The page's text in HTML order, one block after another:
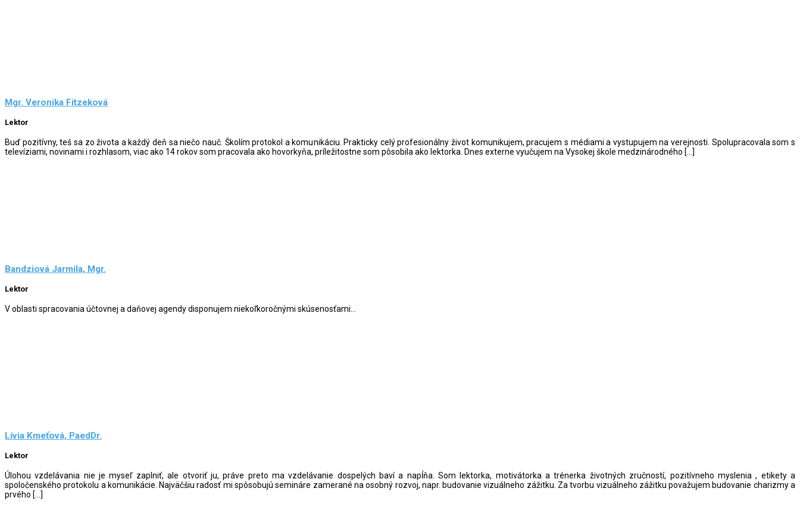
Mgr. Veronika Fitzeková
Lektor
Buď pozitívny, teš sa zo života a každý deň sa niečo nauč. Školím protokol a komunikáciu. Prakticky celý profesionálny život komunikujem, pracujem s médiami a vystupujem na verejnosti. Spolupracovala som s
televíziami, novinami i rozhlasom, viac ako 14 rokov som pracovala ako hovorkyňa, príležitostne som pôsobila ako lektorka. Dnes externe vyučujem na Vysokej škole medzinárodného […]
Bandziová Jarmila, Mgr.
Lektor
V oblasti spracovania účtovnej a daňovej agendy disponujem niekoľkoročnými skúsenosťami...
Lívia Kmeťová, PaedDr.
Lektor
Úlohou vzdelávania nie je myseľ zaplniť, ale otvoriť ju, práve preto ma vzdelávanie dospelých baví a napĺňa. Som lektorka, motivátorka a trénerka životných zručností, pozitívneho myslenia , etikety a
spoločenského protokolu a komunikácie. Najväčšiu radosť mi spôsobujú semináre zamerané na osobný rozvoj, napr. budovanie vizuálneho zážitku. Za tvorbu vizuálneho zážitku považujem budovanie charizmy a
prvého […]